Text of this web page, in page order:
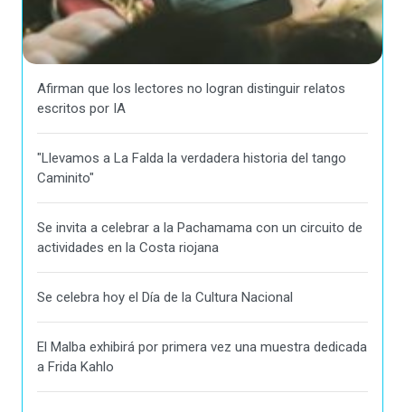
Afirman que los lectores no logran distinguir relatos
escritos por IA
"Llevamos a La Falda la verdadera historia del tango
Caminito"
Se invita a celebrar a la Pachamama con un circuito de
actividades en la Costa riojana
Se celebra hoy el Día de la Cultura Nacional
El Malba exhibirá por primera vez una muestra dedicada
a Frida Kahlo